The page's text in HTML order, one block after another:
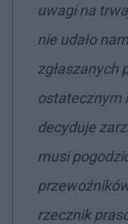
uwagi na
nie udało
zgłaszanych
ostatecznym
decyduje
musi
rzecznik